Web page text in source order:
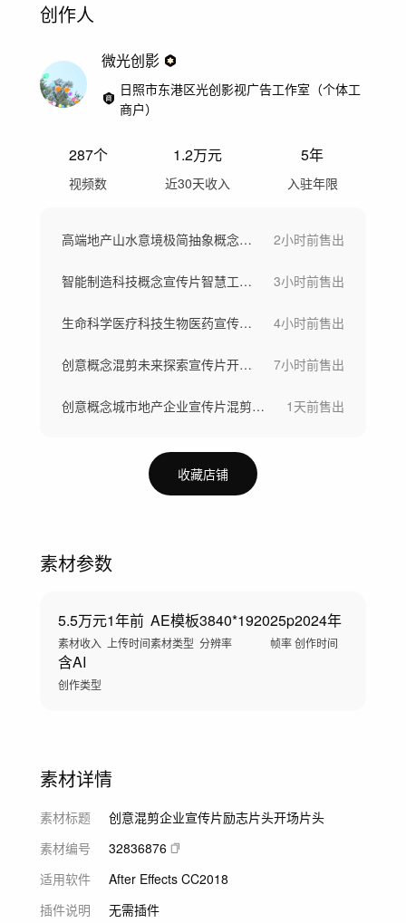
创作人
微光创影
日照市东港区光创影视广告工作室（个体工
商户）
287个
视频数
1.2万元
近30天收入
5年
入驻年限
高端地产山水意境极简抽象概念素材 2小时前售出
智能制造科技概念宣传片智慧工业片头 3小时前售出
生命科学医疗科技生物医药宣传片开场片头 4小时前售出
创意概念混剪未来探索宣传片开场片头 7小时前售出
创意概念城市地产企业宣传片混剪开场片头 1天前售出
收藏店铺
素材参数
5.5万元
素材收入
1年前
上传时间
AE模板
素材类型
3840*1920
分辨率
25p
帧率
2024年
创作时间
含AI
创作类型
素材详情
素材标题
创意混剪企业宣传片励志片头开场片头
素材编号
32836876
适用软件
After Effects CC2018
插件说明
无需插件